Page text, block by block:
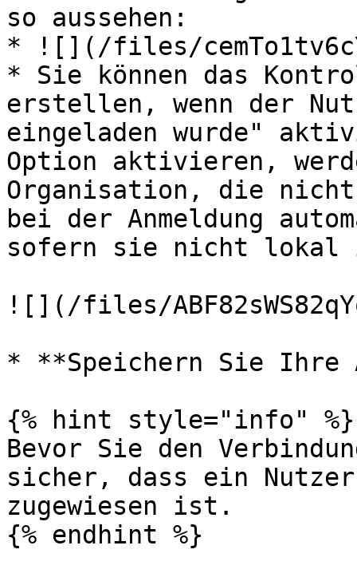
so aussehen:
* ![](/files/
* Sie können das
erstellen, wenn der
eingeladen wurde"
Option aktivieren,
Organisation, die
bei der Anmeldung
sofern sie nicht lokal
![](/files/
* **Speichern Sie Ihre
{% hint style="info" %}
Bevor Sie den
sicher, dass ein Nutzer
zugewiesen ist.
{% endhint %}